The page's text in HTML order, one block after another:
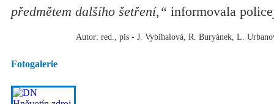
předmětem dalšího šetření,“ informovala
Autor: red., pis - J. Vybíhalová, R. Buryánek, L.
Fotogalerie